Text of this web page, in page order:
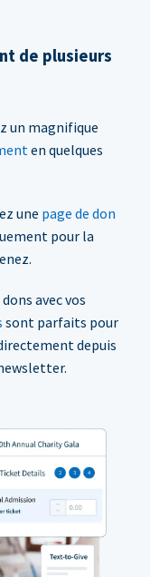
de plusieurs
un magnifique
en quelques
une page de don
pour la
avec vos
sont parfaits pour
depuis